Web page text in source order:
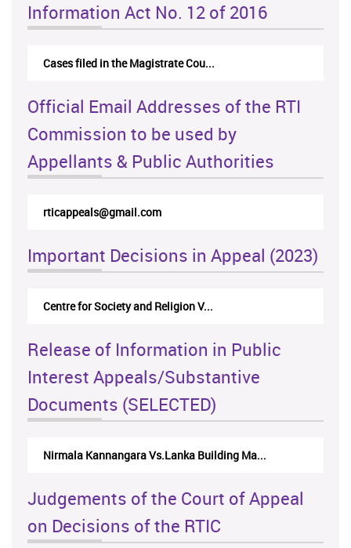
Information Act No. 12 of 2016
Cases filed in the Magistrate Cou...
Official Email Addresses of the RTI
Commission to be used by
Appellants & Public Authorities
rticappeals@gmail.com
Important Decisions in Appeal (2023)
Centre for Society and Religion V...
Release of Information in Public
Interest Appeals/Substantive
Documents (SELECTED)
Nirmala Kannangara Vs.Lanka Building Ma...
Judgements of the Court of Appeal
on Decisions of the RTIC